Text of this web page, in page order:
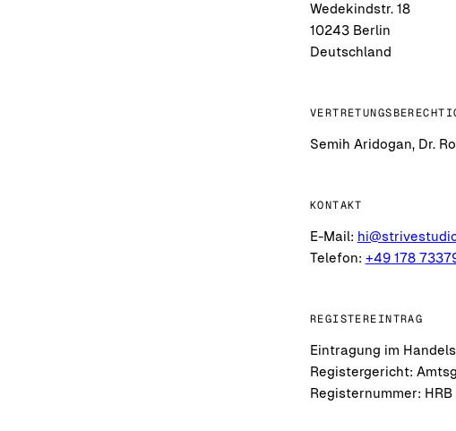
Wedekindstr. 18
10243 Berlin
Deutschland
Semih Aridogan, Dr.
KONTAKT
E-Mail:
Telefon: +49 178
REGISTEREINTRAG
Eintragung im
Registergericht:
Registernummer: HRB